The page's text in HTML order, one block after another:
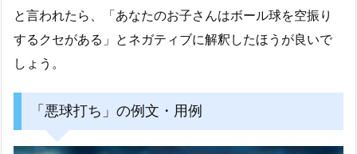
と言われたら、「あなたのお子さんはボール球を空振り
するクセがある」とネガティブに解釈したほうが良いで
しょう。
「悪球打ち」の例文・用例